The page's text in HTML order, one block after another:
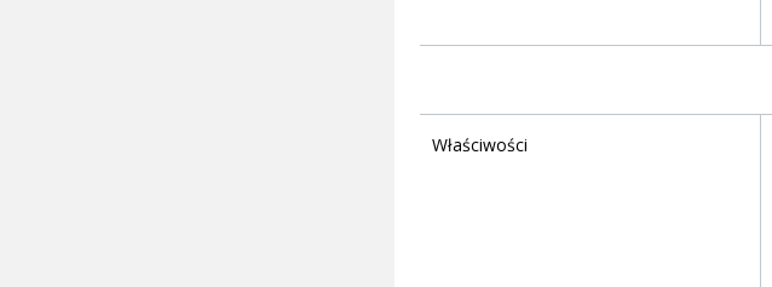
Właściwości